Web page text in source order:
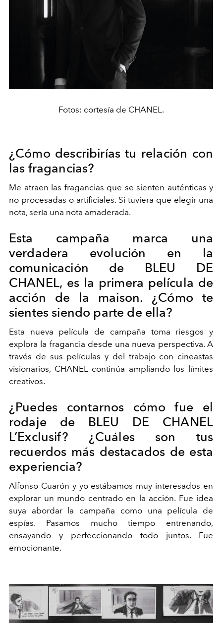
Fotos: cortesía de CHANEL.
¿Cómo describirías tu relación con
las fragancias?
Me atraen las fragancias que se sienten auténticas y
no procesadas o artificiales. Si tuviera que elegir una
nota, sería una nota amaderada.
Esta campaña marca una
verdadera evolución en la
comunicación de BLEU DE
CHANEL, es la primera película de
acción de la maison. ¿Cómo te
sientes siendo parte de ella?
Esta nueva película de campaña toma riesgos y
explora la fragancia desde una nueva perspectiva. A
través de sus películas y del trabajo con cineastas
visionarios, CHANEL continúa ampliando los límites
creativos.
¿Puedes contarnos cómo fue el
rodaje de BLEU DE CHANEL
L’Exclusif? ¿Cuáles son tus
recuerdos más destacados de esta
experiencia?
Alfonso Cuarón y yo estábamos muy interesados en
explorar un mundo centrado en la acción. Fue idea
suya abordar la campaña como una película de
espías. Pasamos mucho tiempo entrenando,
ensayando y perfeccionando todo juntos. Fue
emocionante.